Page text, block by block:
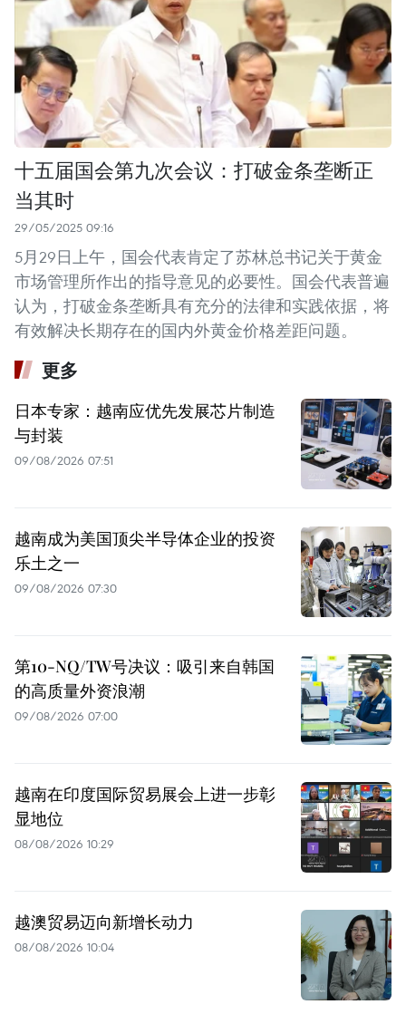
十五届国会第九次会议：打破金条垄断正
当其时
29/05/2025 09:16
5月29日上午，国会代表肯定了苏林总书记关于黄金
市场管理所作出的指导意见的必要性。国会代表普遍
认为，打破金条垄断具有充分的法律和实践依据，将
有效解决长期存在的国内外黄金价格差距问题。
更多
日本专家：越南应优先发展芯片制造
与封装
09/08/2026 07:51
越南成为美国顶尖半导体企业的投资
乐土之一
09/08/2026 07:30
第10-NQ/TW号决议：吸引来自韩国
的高质量外资浪潮
09/08/2026 07:00
越南在印度国际贸易展会上进一步彰
显地位
08/08/2026 10:29
越澳贸易迈向新增长动力
08/08/2026 10:04